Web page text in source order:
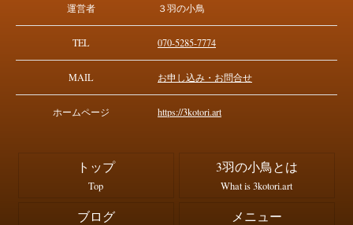
運営者 ３羽の小鳥
TEL 070-5285-7774
MAIL お申し込み・お問合せ
ホームページ https://3kotori.art
トップ
Top
3羽の小鳥とは
What is 3kotori.art
ブログ メニュー